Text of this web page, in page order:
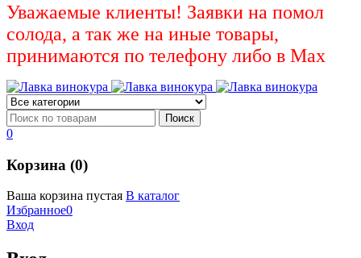
Уважаемые клиенты! Заявки на помол
солода, а так же на иные товары,
принимаются по телефону либо в Max
0
Корзина (0)
Ваша корзина пустая В каталог
Избранное0
Вход